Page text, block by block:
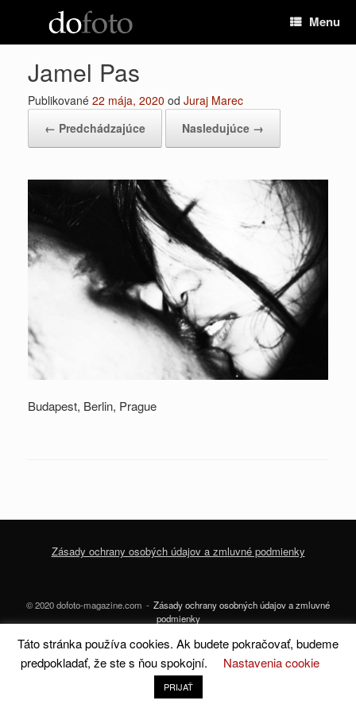
Menu
Jamel Pas
Publikované 22 mája, 2020 od Juraj Marec
← Predchádzajúce
Nasledujúce →
Budapest, Berlin, Prague
Zásady ochrany osobých údajov a zmluvné podmienky
© 2020 dofoto-magazine.com
Zásady ochrany osobných údajov a zmluvné
podmienky
ASiteOriginTheme
Táto stránka používa cookies. Ak budete pokračovať, budeme
predpokladať, že ste s ňou spokojní.
Nastavenia cookie
PRIJAŤ